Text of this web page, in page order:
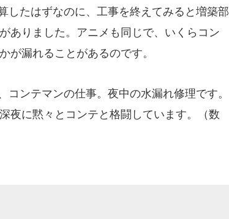
たはずなのに、工事を終えてみると増築部
ありました。アニメも同じで、いくらコン
が漏れることがあるのです。
ンテマンの仕事。夜中の水漏れ修理です。
夜に黙々とコンテと格闘しています。（数